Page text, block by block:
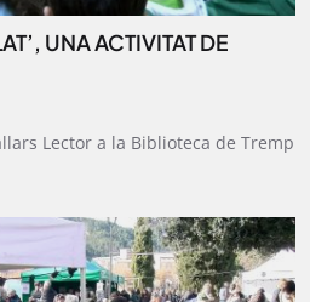
UNA ACTIVITAT DE
Lector a la Biblioteca de Tremp